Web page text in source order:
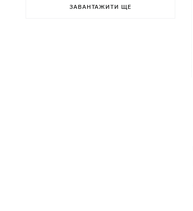
нового тренера – ним став Олександр
ЗАВАНТАЖИТИ ЩЕ